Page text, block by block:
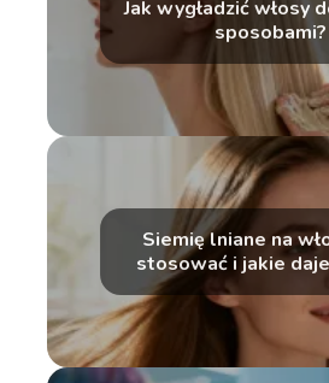
Jak wygładzić włosy
sposobami?
Siemię lniane na
stosować i jakie